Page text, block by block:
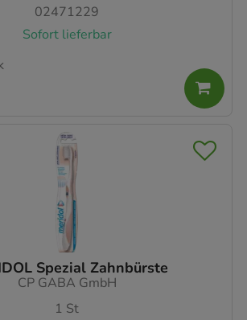
02471229
Sofort lieferbar
Spezial Zahnbürste
CP GABA GmbH
1 St